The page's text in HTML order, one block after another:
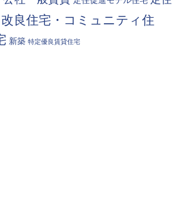
改良住宅・コミュニティ住
新築 特定優良賃貸住宅